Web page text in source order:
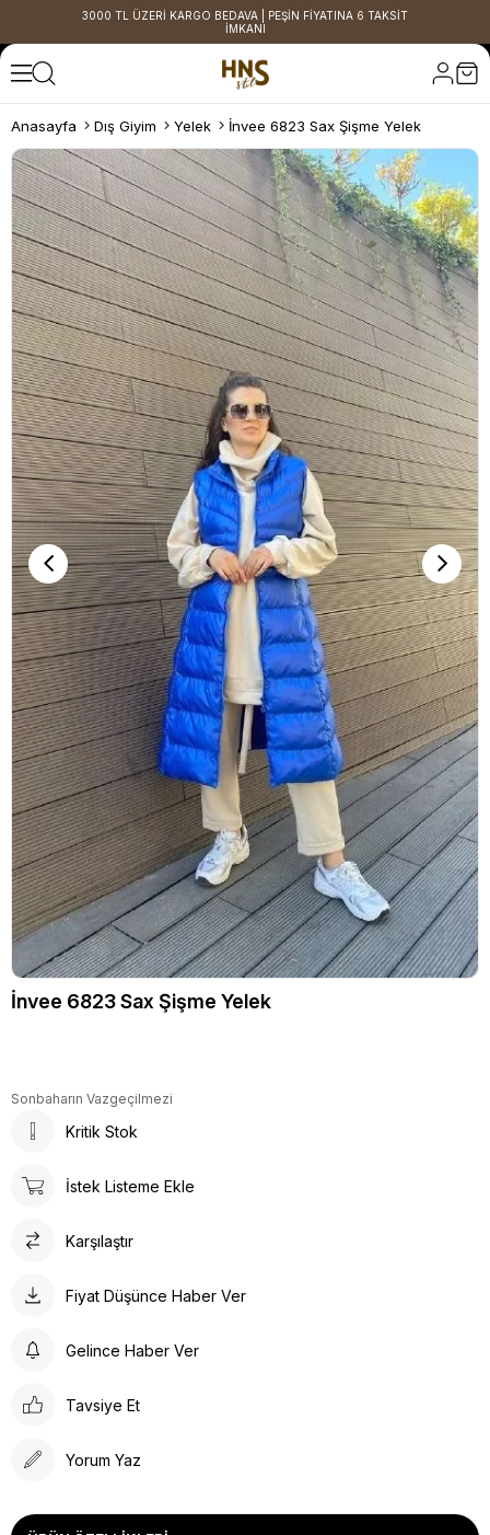
3000 TL ÜZERİ KARGO BEDAVA | PEŞİN FİYATINA 6 TAKSİT
İMKANI
Anasayfa Dış Giyim Yelek İnvee 6823 Sax Şişme Yelek
İnvee 6823 Sax Şişme Yelek
Sonbaharın Vazgeçilmezi
Kritik Stok
İstek Listeme Ekle
Karşılaştır
Fiyat Düşünce Haber Ver
Gelince Haber Ver
Tavsiye Et
Yorum Yaz